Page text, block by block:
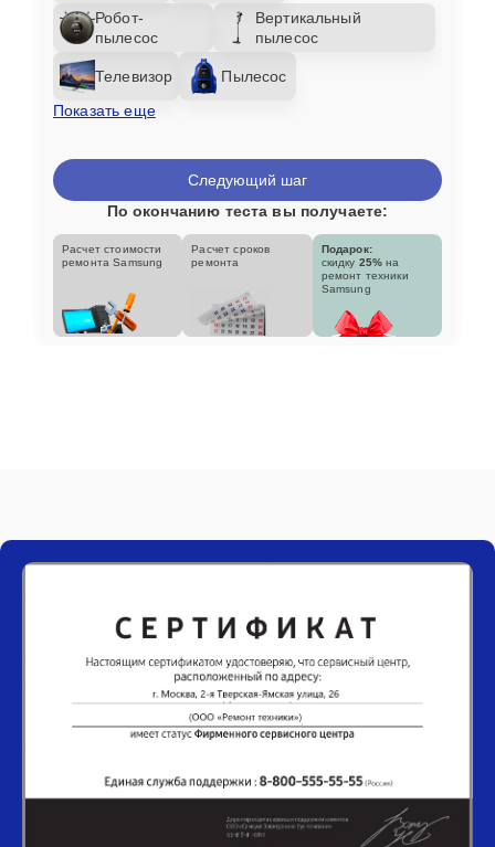
Робот-
пылесос
Вертикальный
пылесос
Телевизор
Пылесос
Показать еще
Следующий шаг
По окончанию теста вы получаете:
Расчет стоимости
ремонта Samsung
Расчет сроков
ремонта
Подарок:
скидку 25% на
ремонт техники
Samsung